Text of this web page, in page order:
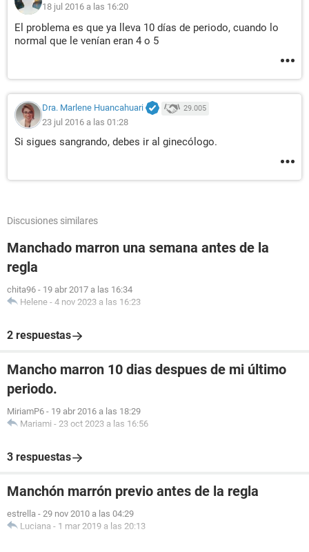
18 jul 2016 a las 16:20
El problema es que ya lleva 10 días de periodo, cuando lo
normal que le venían eran 4 o 5
Dra. Marlene Huancahuari 29.005
23 jul 2016 a las 01:28
Si sigues sangrando, debes ir al ginecólogo.
Discusiones similares
Manchado marron una semana antes de la
regla
chita96 - 19 abr 2017 a las 16:34
Helene - 4 nov 2023 a las 16:23
2 respuestas
Mancho marron 10 dias despues de mi último
periodo.
MiriamP6 - 19 abr 2016 a las 18:29
Mariami - 23 oct 2023 a las 16:56
3 respuestas
Manchón marrón previo antes de la regla
estrella - 29 nov 2010 a las 04:29
Luciana - 1 mar 2019 a las 20:13